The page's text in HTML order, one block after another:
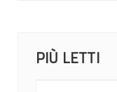
PIÙ LETTI